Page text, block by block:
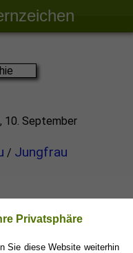
10. September
/ Jungfrau
Privatsphäre
Sie diese Website weiterhin